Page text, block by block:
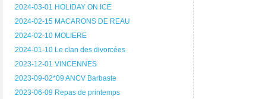
2024-03-01 HOLIDAY ON ICE
2024-02-15 MACARONS DE REAU
2024-02-10 MOLIERE
2024-01-10 Le clan des divorcées
2023-12-01 VINCENNES
2023-09-02*09 ANCV Barbaste
2023-06-09 Repas de printemps